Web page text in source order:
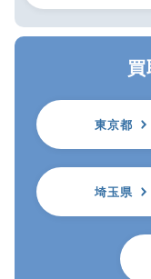
東京都
埼玉県